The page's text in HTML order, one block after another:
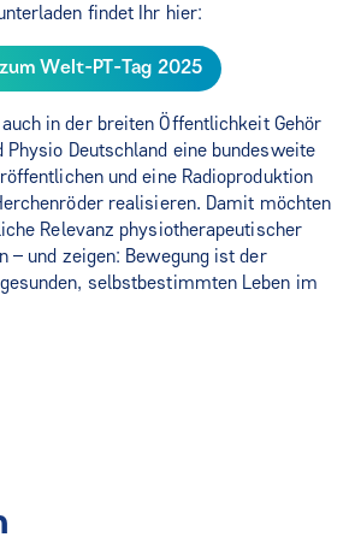
findet Ihr hier:
Welt-PT-Tag 2025
in der breiten Öffentlichkeit Gehör
Deutschland eine bundesweite
und eine Radioproduktion
realisieren. Damit möchten
Relevanz physiotherapeutischer
– und zeigen: Bewegung ist der
selbstbestimmten Leben im